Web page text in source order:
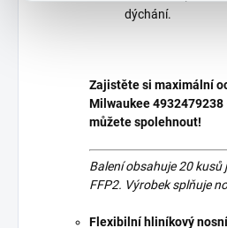
dýchání.
Zajistěte si maximální
Milwaukee 4932479238
můžete spolehnout!
Balení obsahuje 20
FFP2. Výrobek splňuje
Flexibilní hliníkový